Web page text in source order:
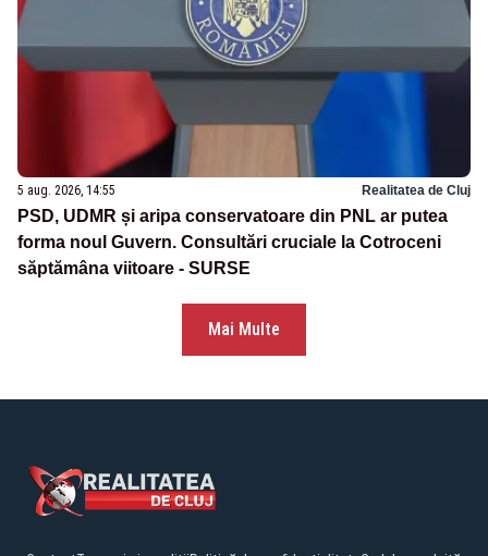
5 aug. 2026, 14:55 Realitatea de Cluj
PSD, UDMR și aripa conservatoare din PNL ar putea
forma noul Guvern. Consultări cruciale la Cotroceni
săptămâna viitoare - SURSE
Mai Multe